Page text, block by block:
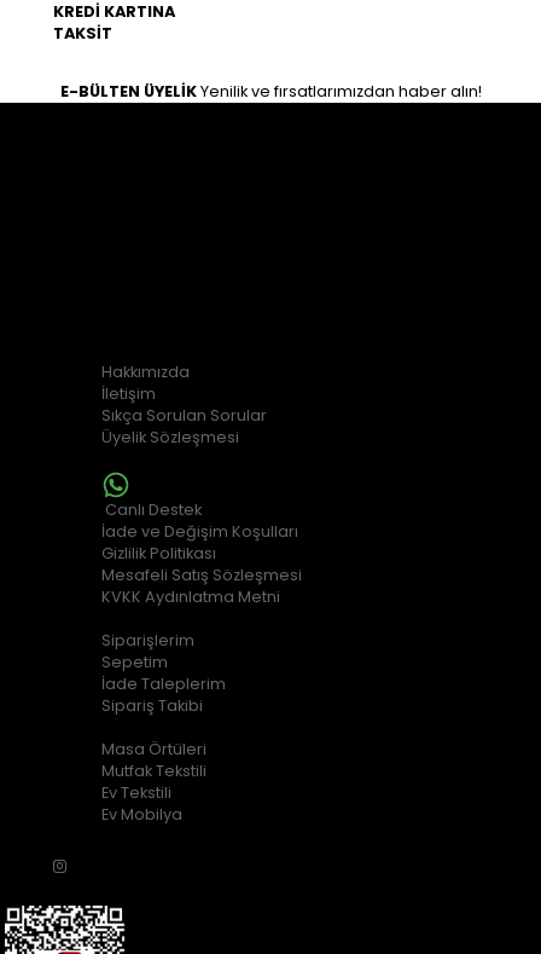
KREDİ KARTINA
TAKSİT
E-BÜLTEN ÜYELİK Yenilik ve fırsatlarımızdan haber alın!
Hakkımızda
İletişim
Sıkça Sorulan Sorular
Üyelik Sözleşmesi
Canlı Destek
İade ve Değişim Koşulları
Gizlilik Politikası
Mesafeli Satış Sözleşmesi
KVKK Aydınlatma Metni
Siparişlerim
Sepetim
İade Taleplerim
Sipariş Takibi
Masa Örtüleri
Mutfak Tekstili
Ev Tekstili
Ev Mobilya